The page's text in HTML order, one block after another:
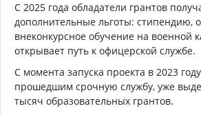
С 2025 года обладатели грантов
дополнительные льготы: стипендию,
внеконкурсное обучение на военной
открывает путь к офицерской службе.
С момента запуска проекта в 2023
прошедшим срочную службу, уже
тысяч образовательных грантов.